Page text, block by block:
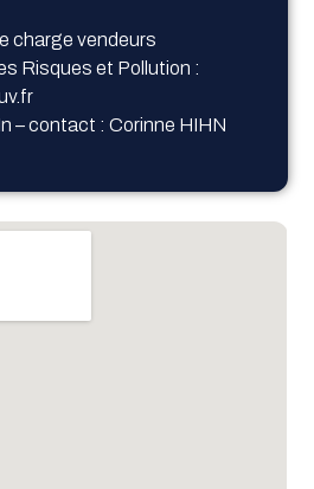
charge vendeurs
Risques et Pollution :
– contact : Corinne HIHN